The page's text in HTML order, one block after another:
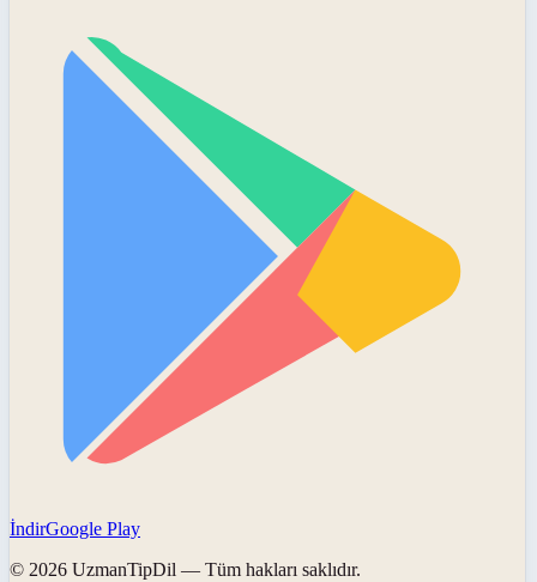
İndirGoogle Play
© 2026 UzmanTipDil — Tüm hakları saklıdır.